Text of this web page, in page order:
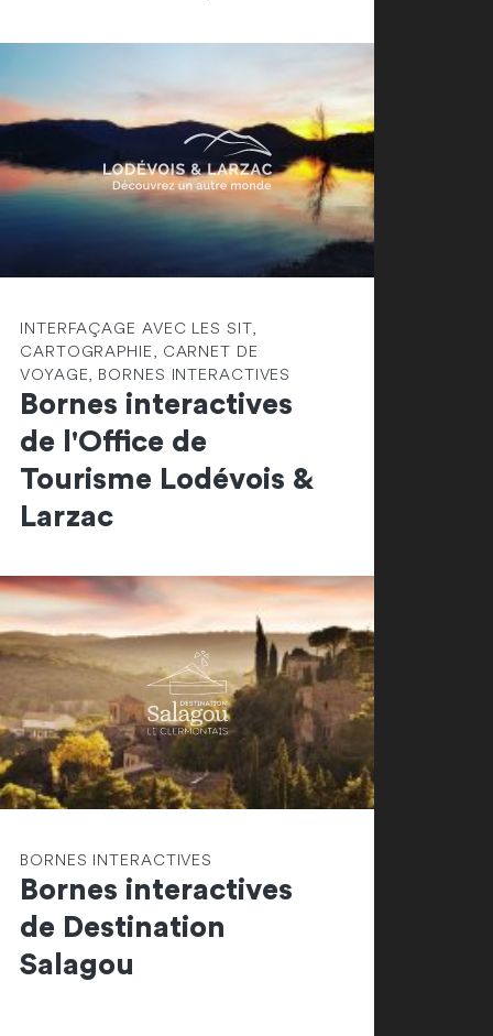
INTERFAÇAGE AVEC LES SIT,
CARTOGRAPHIE, CARNET DE
VOYAGE, BORNES INTERACTIVES
Bornes interactives
de l'Office de
Tourisme Lodévois &
Larzac
BORNES INTERACTIVES
Bornes interactives
de Destination
Salagou